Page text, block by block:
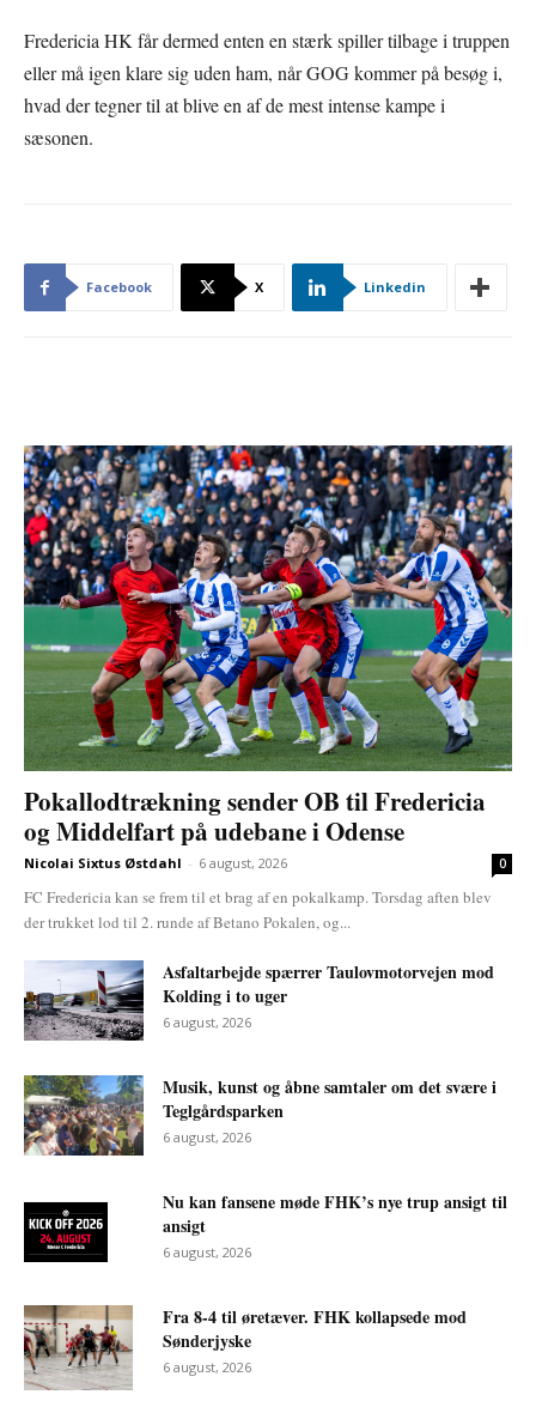
Fredericia HK får dermed enten en stærk spiller tilbage i truppen
eller må igen klare sig uden ham, når GOG kommer på besøg i,
hvad der tegner til at blive en af de mest intense kampe i
sæsonen.
Facebook X Linkedin
Pokallodtrækning sender OB til Fredericia
og Middelfart på udebane i Odense
Nicolai Sixtus Østdahl - 6 august, 2026 0
FC Fredericia kan se frem til et brag af en pokalkamp. Torsdag aften blev
der trukket lod til 2. runde af Betano Pokalen, og...
Asfaltarbejde spærrer Taulovmotorvejen mod
Kolding i to uger
6 august, 2026
Musik, kunst og åbne samtaler om det svære i
Teglgårdsparken
6 august, 2026
Nu kan fansene møde FHK’s nye trup ansigt til
ansigt
6 august, 2026
Fra 8-4 til øretæver. FHK kollapsede mod
Sønderjyske
6 august, 2026